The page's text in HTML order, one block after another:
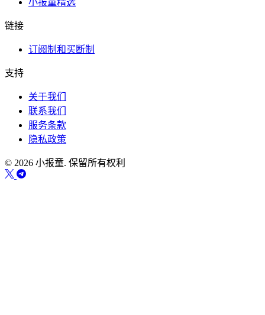
小报童精选
链接
订阅制和买断制
支持
关于我们
联系我们
服务条款
隐私政策
© 2026 小报童. 保留所有权利